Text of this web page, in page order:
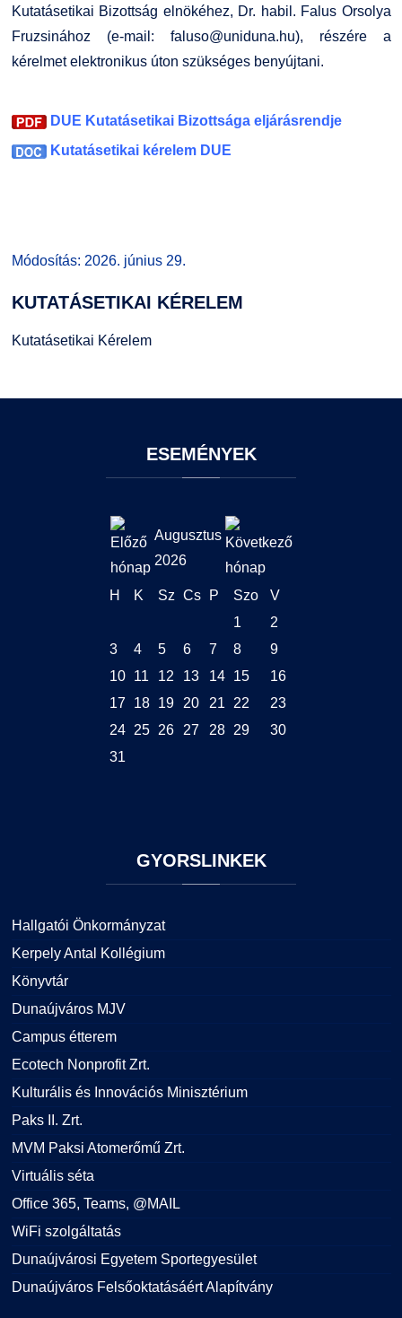
GY.I.K.
DUE Hallgatói laptop használati segédlet
Kerpely Antal Szakkollégium KASZK
Online Studium
Képzési Életpályamodell
Atomerőművi Képzési Bázis
Kutatásetikai Bizottság elnökéhez, Dr. habil. Falus Orsolya
Fruzsinához (e-mail: faluso@uniduna.hu), részére a
kérelmet elektronikus úton szükséges benyújtani.
DUE Kutatásetikai Bizottsága eljárásrendje
Kutatásetikai kérelem DUE
Módosítás: 2026. június 29.
KUTATÁSETIKAI KÉRELEM
Kutatásetikai Kérelem
ESEMÉNYEK
Augusztus
2026
H K Sz Cs P Szo
V
1
2
3
4 5 6 7 8
9
10
11 12 13 14 15
16
17
18 19 20 21 22
23
24
25 26 27 28 29
30
31
GYORSLINKEK
Hallgatói Önkormányzat
Kerpely Antal Kollégium
Könyvtár
Dunaújváros MJV
Campus étterem
Ecotech Nonprofit Zrt.
Kulturális és Innovációs Minisztérium
Paks II. Zrt.
MVM Paksi Atomerőmű Zrt.
Virtuális séta
Office 365, Teams, @MAIL
WiFi szolgáltatás
Dunaújvárosi Egyetem Sportegyesület
Dunaújváros Felsőoktatásáért Alapítvány